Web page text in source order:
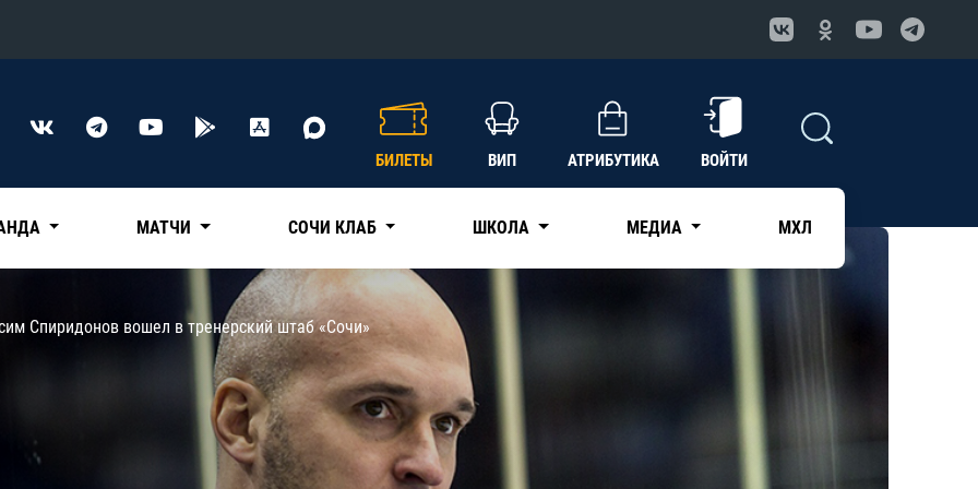
Конференция «Восток»
Трактор
КХЛ
БИЛЕТЫ ВИП АТРИБУТИКА ВОЙТИ
МАТЧИ СОЧИ КЛАБ ШКОЛА МЕДИА МХЛ
Спиридонов вошел в тренерский штаб «Сочи»